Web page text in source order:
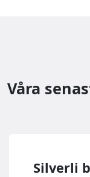
Våra
Silverli